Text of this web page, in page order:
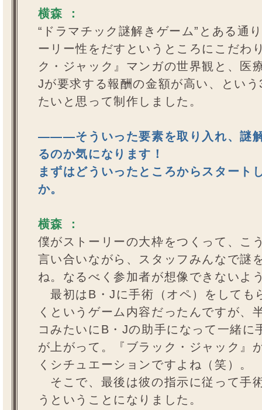
横森 ：
“ドラマチック謎解きゲーム”とある通
ーリー性をだすというところにこだわ
ク・ジャック』マンガの世界観と、医
Jが要求する報酬の金額が高い、とい
たいと思って制作しました。
―――そういった要素を取り入れ、謎
るのか気になります！
まずはどういったところからスタート
か。
横森 ：
僕がストーリーの大枠をつくって、こ
言い合いながら、スタッフみんなで謎
ね。なるべく参加者が想像できないよ
最初はB・Jに手術（オペ）をしても
くというゲーム内容だったんですが、
コみたいにB・Jの助手になって一緒に
が上がって。『ブラック・ジャック』
くシチュエーションですよね（笑）。
そこで、最後は彼の指示に従って手
うということになりました。